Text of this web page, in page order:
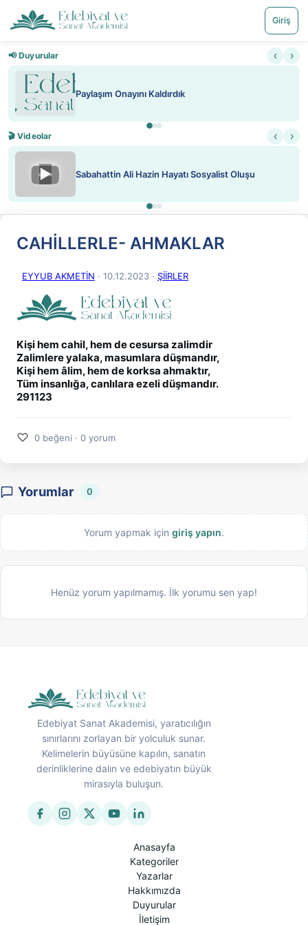
Giriş
📢 Duyurular ‹ ›
Paylaşım Onayını Kaldırdık
🎬 Videolar ‹ ›
▶ Sabahattin Ali Hazin Hayatı Sosyalist Oluşu
CAHİLLERLE- AHMAKLAR
EYYUB AKMETİN · 10.12.2023 · ŞİİRLER
Kişi hem cahil, hem de cesursa zalimdir
Zalimlere yalaka, masumlara düşmandır,
Kişi hem âlim, hem de korksa ahmaktır,
Tüm insanlığa, canlılara ezeli düşmandır.
291123
♡ 0 beğeni · 0 yorum
Yorumlar 0
Yorum yapmak için giriş yapın.
Henüz yorum yapılmamış. İlk yorumu sen yap!
Edebiyat Sanat Akademisi, yaratıcılığın
sınırlarını zorlayan bir yolculuk sunar.
Kelimelerin büyüsüne kapılın, sanatın
derinliklerine dalın ve edebiyatın büyük
mirasıyla buluşun.
Anasayfa
Kategoriler
Yazarlar
Hakkımızda
Duyurular
İletişim